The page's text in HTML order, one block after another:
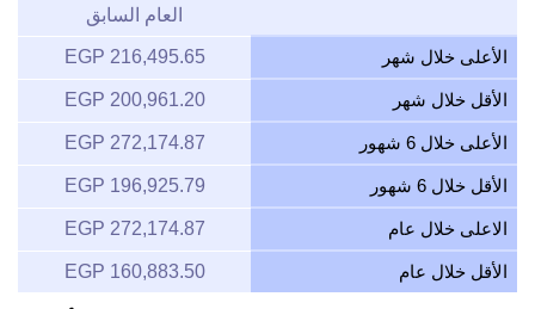
العام السابق
الأعلى خلال شهر 216,495.65 EGP
الأقل خلال شهر 200,961.20 EGP
الأعلى خلال 6 شهور 272,174.87 EGP
الأقل خلال 6 شهور 196,925.79 EGP
الاعلى خلال عام 272,174.87 EGP
الأقل خلال عام 160,883.50 EGP